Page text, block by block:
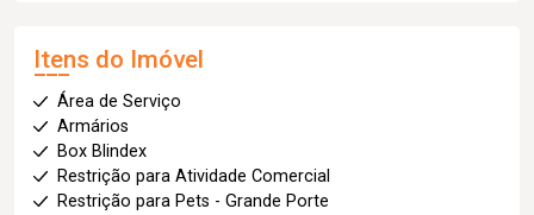
Itens do Imóvel
Área de Serviço
Armários
Box Blindex
Restrição para Atividade Comercial
Restrição para Pets - Grande Porte